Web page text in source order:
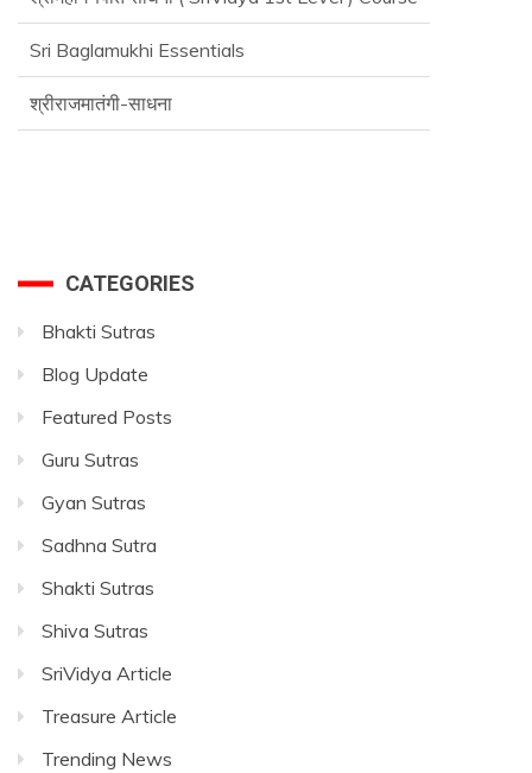
Sri Baglamukhi Essentials
श्रीराजमातंगी-साधना
CATEGORIES
Bhakti Sutras
Blog Update
Featured Posts
Guru Sutras
Gyan Sutras
Sadhna Sutra
Shakti Sutras
Shiva Sutras
SriVidya Article
Treasure Article
Trending News